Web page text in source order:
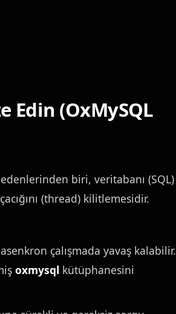
Edin (OxMySQL
biri, veritabanı (SQL)
(thread) kilitlemesidir.
çalışmada yavaş kalabilir.
oxmysql kütüphanesini